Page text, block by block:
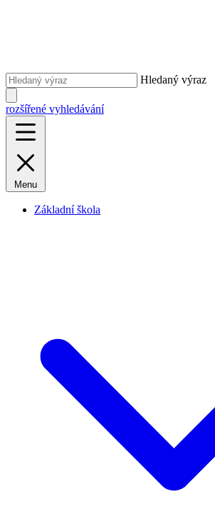
Hledaný výraz
rozšířené vyhledávání
Menu
Základní škola